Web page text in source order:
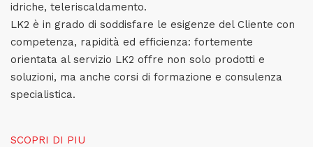
idriche, teleriscaldamento.
LK2 è in grado di soddisfare le esigenze del Cliente con
competenza, rapidità ed efficienza: fortemente
orientata al servizio LK2 offre non solo prodotti e
soluzioni, ma anche corsi di formazione e consulenza
specialistica.
SCOPRI DI PIU